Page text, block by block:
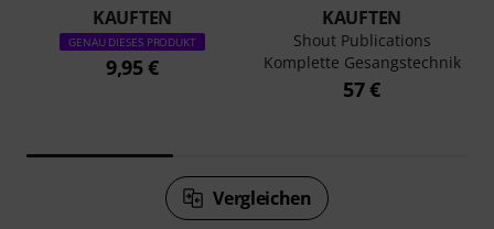
KAUFTEN
GENAU DIESES PRODUKT
9,95 €
KAUFTEN
Shout Publications
Komplette Gesangstechnik
57 €
Vergleichen